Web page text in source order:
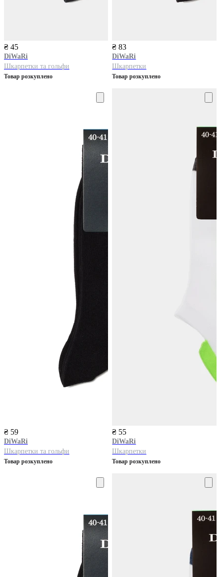
₴ 45
DiWaRi
Шкарпетки та гольфи
Товар розкуплено
₴ 83
DiWaRi
Шкарпетки
Товар розкуплено
₴ 59
DiWaRi
Шкарпетки та гольфи
Товар розкуплено
₴ 55
DiWaRi
Шкарпетки
Товар розкуплено